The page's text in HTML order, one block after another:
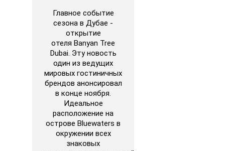
Главное событие
сезона в Дубае -
открытие
отеля Banyan Tree
Dubai. Эту новость
один из ведущих
мировых гостиничных
брендов анонсировал
в конце ноября.
Идеальное
расположение на
острове Bluewaters в
окружении всех
знаковых